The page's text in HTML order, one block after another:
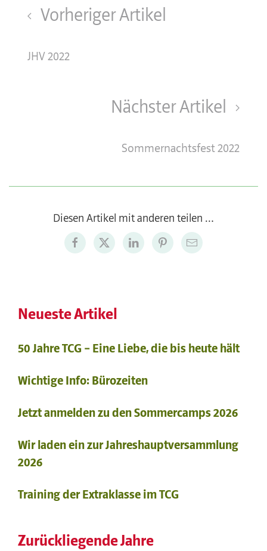
Vorheriger Artikel
JHV 2022
Nächster Artikel
Sommernachtsfest 2022
Diesen Artikel mit anderen teilen …
Neueste Artikel
50 Jahre TCG – Eine Liebe, die bis heute hält
Wichtige Info: Bürozeiten
Jetzt anmelden zu den Sommercamps 2026
Wir laden ein zur Jahreshauptversammlung
2026
Training der Extraklasse im TCG
Zurückliegende Jahre